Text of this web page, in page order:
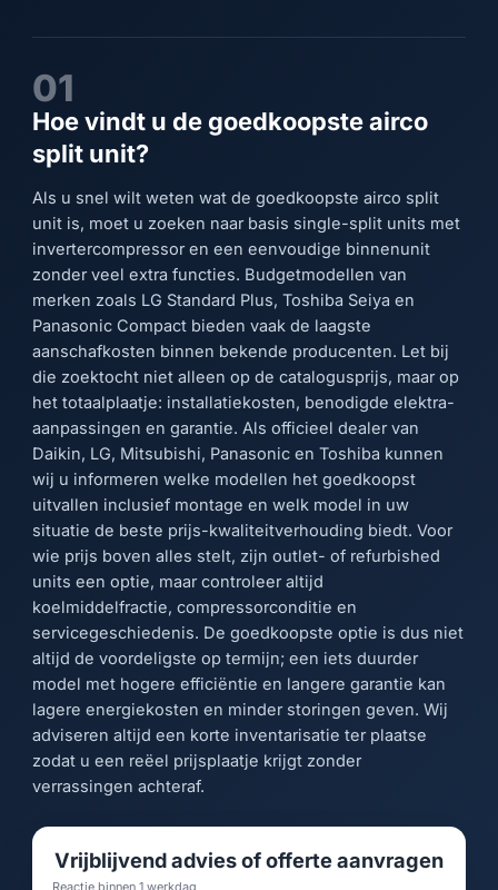
01
Hoe vindt u de goedkoopste airco
split unit?
Als u snel wilt weten wat de goedkoopste airco split
unit is, moet u zoeken naar basis single-split units met
invertercompressor en een eenvoudige binnenunit
zonder veel extra functies. Budgetmodellen van
merken zoals LG Standard Plus, Toshiba Seiya en
Panasonic Compact bieden vaak de laagste
aanschafkosten binnen bekende producenten. Let bij
die zoektocht niet alleen op de catalogusprijs, maar op
het totaalplaatje: installatiekosten, benodigde elektra-
aanpassingen en garantie. Als officieel dealer van
Daikin, LG, Mitsubishi, Panasonic en Toshiba kunnen
wij u informeren welke modellen het goedkoopst
uitvallen inclusief montage en welk model in uw
situatie de beste prijs-kwaliteitverhouding biedt. Voor
wie prijs boven alles stelt, zijn outlet- of refurbished
units een optie, maar controleer altijd
koelmiddelfractie, compressorconditie en
servicegeschiedenis. De goedkoopste optie is dus niet
altijd de voordeligste op termijn; een iets duurder
model met hogere efficiëntie en langere garantie kan
lagere energiekosten en minder storingen geven. Wij
adviseren altijd een korte inventarisatie ter plaatse
zodat u een reëel prijsplaatje krijgt zonder
verrassingen achteraf.
Vrijblijvend advies of offerte aanvragen
Reactie binnen 1 werkdag